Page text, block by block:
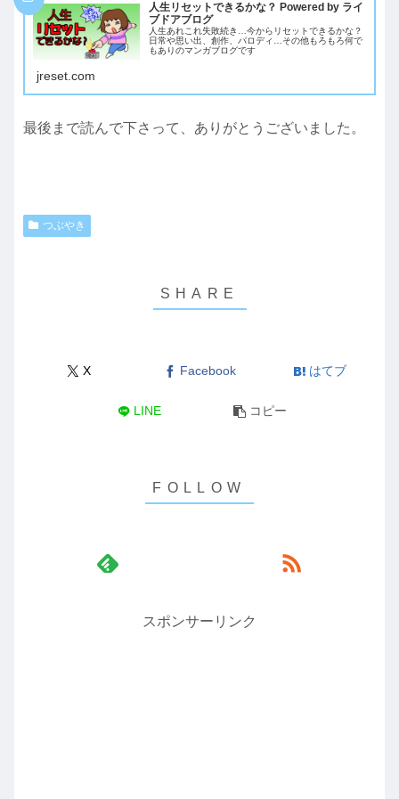
人生リセットできるかな？ Powered by ライ
ブドアブログ
人生あれこれ失敗続き…今からリセットできるかな？
日常や思い出、創作、パロディ…その他もろもろ何で
もありのマンガブログです
jreset.com
最後まで読んで下さって、ありがとうございました。
つぶやき
X Facebook はてブ
LINE コピー
スポンサーリンク